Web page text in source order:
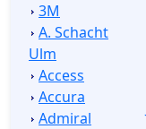
3M
A. Schacht
Ulm
Access
Accura
Admiral